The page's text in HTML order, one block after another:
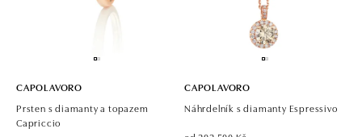
CAPOLAVORO
Prsten s diamanty a topazem
Capriccio
CAPOLAVORO
Náhrdelník s diamanty Espressivo